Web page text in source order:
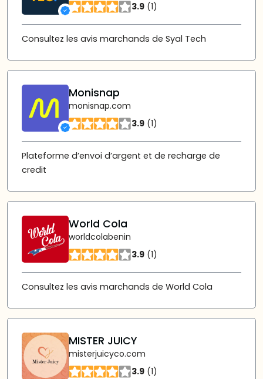
3.9 (1)
Consultez les avis marchands de Syal Tech
Monisnap
monisnap.com
3.9 (1)
Plateforme d’envoi d’argent et de recharge de
credit
World Cola
worldcolabenin
3.9 (1)
Consultez les avis marchands de World Cola
MISTER JUICY
misterjuicyco.com
3.9 (1)